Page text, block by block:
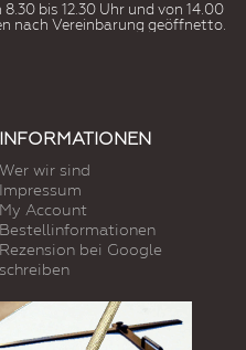
bis 12.30 Uhr und von 14.00
nach Vereinbarung geöffnetto.
INFORMATIONEN
Wer wir sind
Impressum
My Account
Bestellinformationen
Rezension bei Google
schreiben